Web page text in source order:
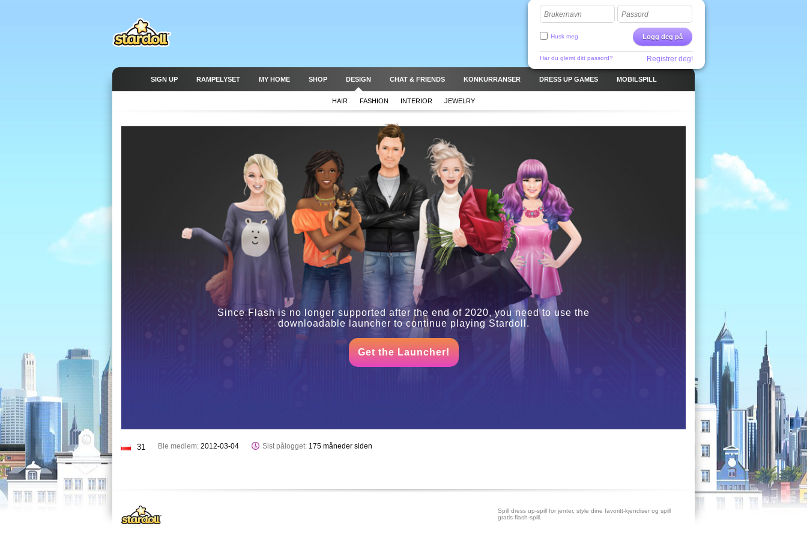
Brukernavn Passord
Logg deg på
Husk meg
Har du glemt ditt passord? Registrer deg!
SIGN UP RAMPELYSET MY HOME SHOP DESIGN CHAT & FRIENDS KONKURRANSER DRESS UP GAMES MOBILSPILL
HAIR FASHION INTERIOR JEWELRY
Since Flash is no longer supported after the end of 2020, you need to use the
downloadable launcher to continue playing Stardoll.
Get the Launcher!
31 Ble medlem: 2012-03-04 Sist pålogget: 175 måneder siden
Spill dress up-spill for jenter, style dine favoritt-kjendiser og spill
gratis flash-spill.